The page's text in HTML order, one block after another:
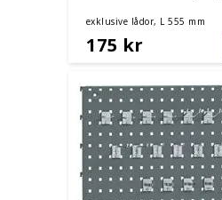
exklusive lådor, L 555 mm
175 kr